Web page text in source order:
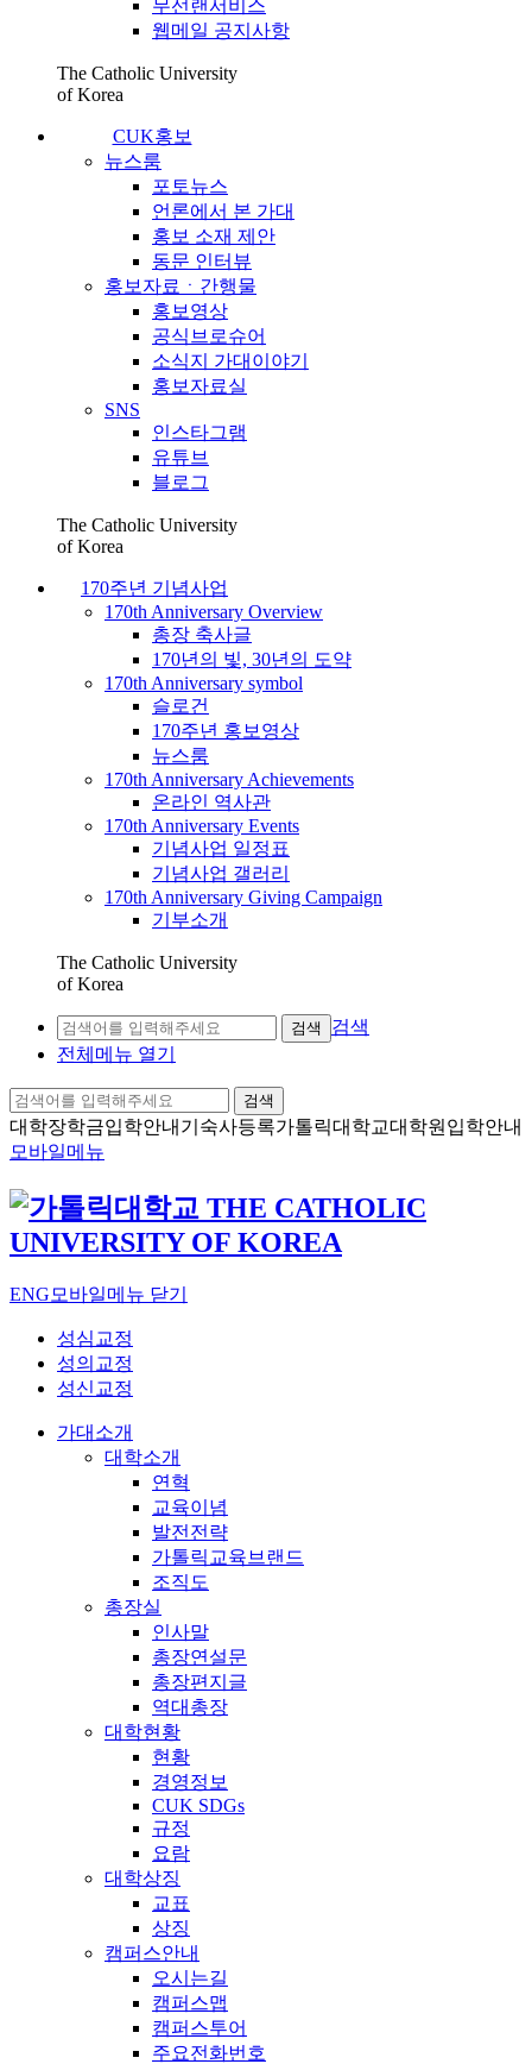
무선랜서비스
웹메일 공지사항
The Catholic University
of Korea
CUK홍보
뉴스룸
포토뉴스
언론에서 본 가대
홍보 소재 제안
동문 인터뷰
홍보자료ㆍ간행물
홍보영상
공식브로슈어
소식지 가대이야기
홍보자료실
SNS
인스타그램
유튜브
블로그
The Catholic University
of Korea
170주년 기념사업
170th Anniversary Overview
총장 축사글
170년의 빛, 30년의 도약
170th Anniversary symbol
슬로건
170주년 홍보영상
뉴스룸
170th Anniversary Achievements
온라인 역사관
170th Anniversary Events
기념사업 일정표
기념사업 갤러리
170th Anniversary Giving Campaign
기부소개
The Catholic University
of Korea
검색
검색
전체메뉴 열기
검색
대학장학금입학안내 기숙사등록가톨릭대학교대학원입학안내
모바일메뉴
ENG 모바일메뉴 닫기
성심교정
성의교정
성신교정
가대소개
대학소개
연혁
교육이념
발전전략
가톨릭교육브랜드
조직도
총장실
인사말
총장연설문
총장편지글
역대총장
대학현황
현황
경영정보
CUK SDGs
규정
요람
대학상징
교표
상징
캠퍼스안내
오시는길
캠퍼스맵
캠퍼스투어
주요전화번호